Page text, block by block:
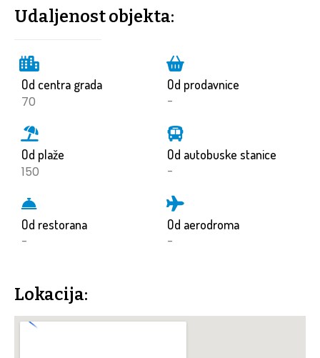
Udaljenost objekta:
Od centra grada
70
Od plaže
150
Od restorana
-
Od prodavnice
-
Od autobuske stanice
-
Od aerodroma
-
Lokacija: